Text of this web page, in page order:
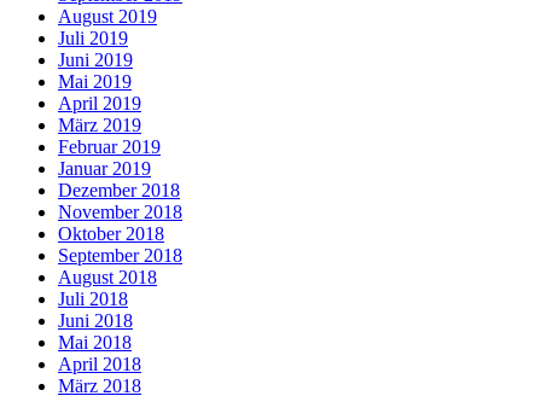
August 2019
Juli 2019
Juni 2019
Mai 2019
April 2019
März 2019
Februar 2019
Januar 2019
Dezember 2018
November 2018
Oktober 2018
September 2018
August 2018
Juli 2018
Juni 2018
Mai 2018
April 2018
März 2018